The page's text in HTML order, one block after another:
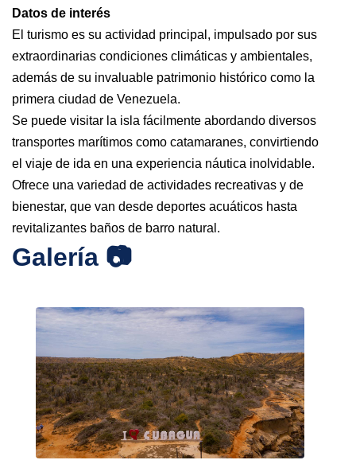
Datos de interés
El turismo es su actividad principal, impulsado por sus
extraordinarias condiciones climáticas y ambientales,
además de su invaluable patrimonio histórico como la
primera ciudad de Venezuela.
Se puede visitar la isla fácilmente abordando diversos
transportes marítimos como catamaranes, convirtiendo
el viaje de ida en una experiencia náutica inolvidable.
Ofrece una variedad de actividades recreativas y de
bienestar, que van desde deportes acuáticos hasta
revitalizantes baños de barro natural.
Galería 📷